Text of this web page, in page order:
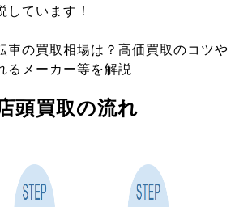
しています！
車の買取相場は？高価買取のコツや
るメーカー等を解説
頭買取の流れ